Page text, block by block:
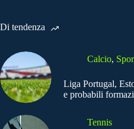
Di tendenza
Calcio,
Liga Portugal,
e probabili
Tennis